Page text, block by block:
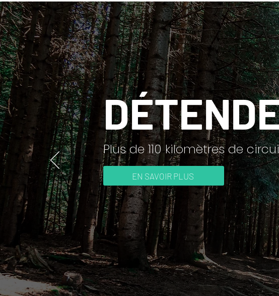
Plus de 110 kilomètres de
EN SAVOIR PLUS